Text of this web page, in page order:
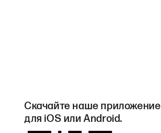
Скачайте наше приложение
для iOS или Android.